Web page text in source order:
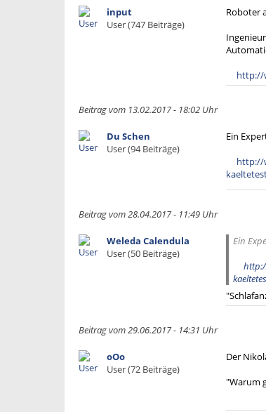
input
User (747 Beiträge)
Roboter
http://
Beitrag vom 13.02.2017 - 18:02 Uhr
Du Schen
User (94 Beiträge)
Ein
http://
Beitrag vom 28.04.2017 - 11:49 Uhr
Weleda Calendula
User (50 Beiträge)
Ein
Beitrag vom 29.06.2017 - 14:31 Uhr
oOo
User (72 Beiträge)
Der
"Warum